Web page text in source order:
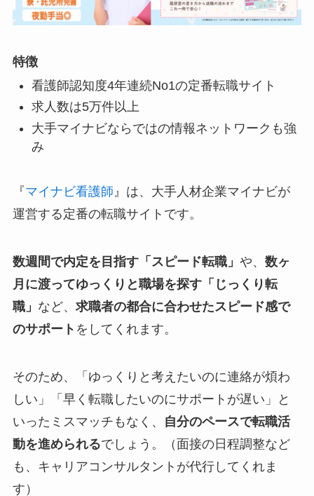
特徴
看護師認知度4年連続No1の定番転職サイト
求人数は5万件以上
大手マイナビならではの情報ネットワークも強
み
『マイナビ看護師』は、大手人材企業マイナビが
運営する定番の転職サイトです。
数週間で内定を目指す「スピード転職」 や、 数ヶ
月に渡ってゆっくりと職場を探す「じっくり転
職」 など、 求職者の都合に合わせたスピード感で
のサポート をしてくれます。
そのため、「ゆっくりと考えたいのに連絡が煩わ
しい」「早く転職したいのにサポートが遅い」と
いったミスマッチもなく、
自分のペースで転職活
動を進められるでしょう。（面接の日程調整など
も、キャリアコンサルタントが代行してくれま
す）